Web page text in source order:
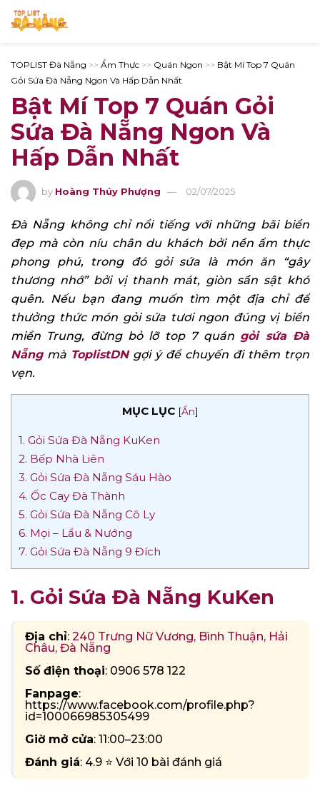
TOPLIST Đà Nẵng >> Ẩm Thực >> Quán Ngon >> Bật Mí Top 7 Quán
Gỏi Sứa Đà Nẵng Ngon Và Hấp Dẫn Nhất
Bật Mí Top 7 Quán Gỏi
Sứa Đà Nẵng Ngon Và
Hấp Dẫn Nhất
by Hoàng Thúy Phượng 02/07/2025
Đà Nẵng không chỉ nổi tiếng với những bãi biển
đẹp mà còn níu chân du khách bởi nền ẩm thực
phong phú, trong đó gỏi sứa là món ăn “gây
thương nhớ” bởi vị thanh mát, giòn sần sật khó
quên. Nếu bạn đang muốn tìm một địa chỉ để
thưởng thức món gỏi sứa tươi ngon đúng vị biển
miền Trung, đừng bỏ lỡ top 7 quán gỏi sứa Đà
Nẵngmà ToplistDNgợi ý để chuyến đi thêm trọn
vẹn.
MỤC LỤC [Ẩn]
1. Gỏi Sứa Đà Nẵng KuKen
2. Bếp Nhà Liên
3. Gỏi Sứa Đà Nẵng Sáu Hào
4. Ốc Cay Đà Thành
5. Gỏi Sứa Đà Nẵng Cô Ly
6. Mọi – Lẩu & Nướng
7. Gỏi Sứa Đà Nẵng 9 Đích
1. Gỏi Sứa Đà Nẵng KuKen
Địa chỉ: 240 Trưng Nữ Vương, Bình Thuận, Hải
Châu, Đà Nẵng
Số điện thoại: 0906 578 122
Fanpage:
https://www.facebook.com/profile.php?
id=100066985305499
Giờ mở cửa: 11:00–23:00
Đánh giá: 4.9 ⭐ Với 10 bài đánh giá